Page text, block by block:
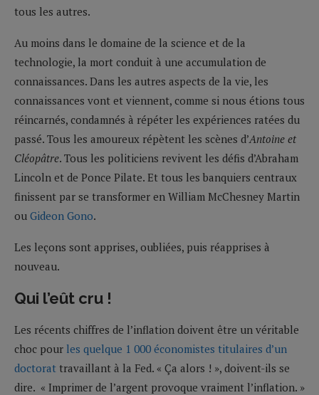
tous les autres.
Au moins dans le domaine de la science et de la
technologie, la mort conduit à une accumulation de
connaissances. Dans les autres aspects de la vie, les
connaissances vont et viennent, comme si nous étions tous
réincarnés, condamnés à répéter les expériences ratées du
passé. Tous les amoureux répètent les scènes d’Antoine et
Cléopâtre. Tous les politiciens revivent les défis d’Abraham
Lincoln et de Ponce Pilate. Et tous les banquiers centraux
finissent par se transformer en William McChesney Martin
ou Gideon Gono.
Les leçons sont apprises, oubliées, puis réapprises à
nouveau.
Qui l’eût cru !
Les récents chiffres de l’inflation doivent être un véritable
choc pour les quelque 1 000 économistes titulaires d’un
doctorat travaillant à la Fed. « Ça alors ! », doivent-ils se
dire. « Imprimer de l’argent provoque vraiment l’inflation. »